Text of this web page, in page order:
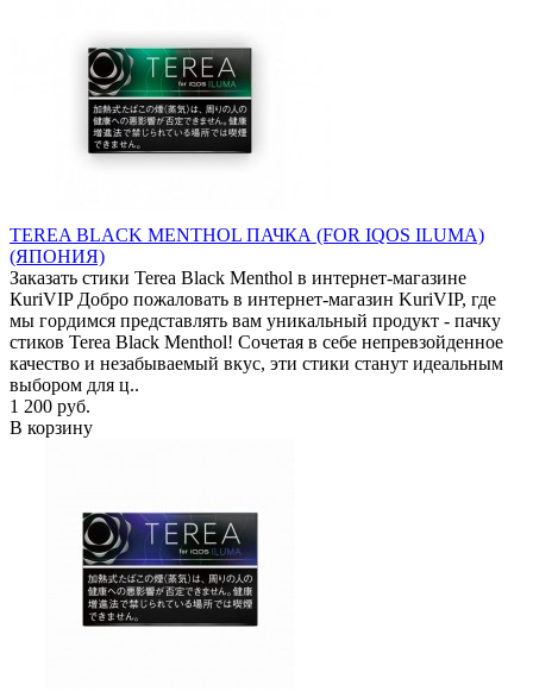
TEREA BLACK MENTHOL ПАЧКА (FOR IQOS ILUMA)
(ЯПОНИЯ)
Заказать стики Terea Black Menthol в интернет-магазине
КuriVIP Добро пожаловать в интернет-магазин KuriVIP, где
мы гордимся представлять вам уникальный продукт - пачку
стиков Terea Black Menthol! Сочетая в себе непревзойденное
качество и незабываемый вкус, эти стики станут идеальным
выбором для ц..
1 200 руб.
В корзину